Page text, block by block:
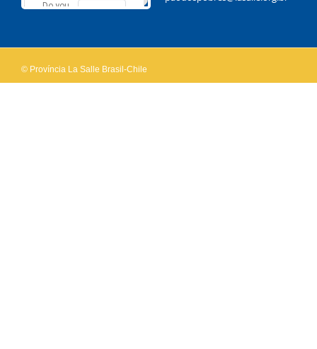
Do you
OK
© Província La Salle Brasil-Chile